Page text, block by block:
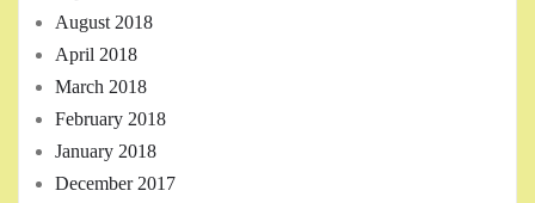
August 2018
April 2018
March 2018
February 2018
January 2018
December 2017